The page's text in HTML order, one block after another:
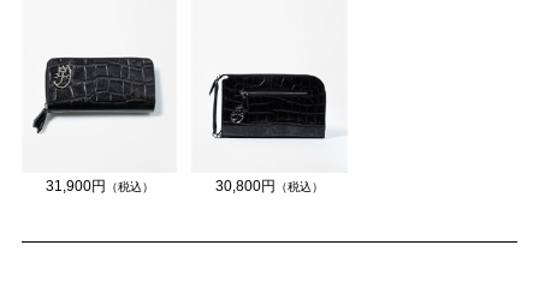
31,900円 （税込） 30,800円 （税込）